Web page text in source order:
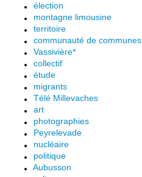
élection
montagne limousine
territoire
communauté de communes
Vassivière*
collectif
étude
migrants
Télé Millevaches
art
photographies
Peyrelevade
nucléaire
politique
Aubusson